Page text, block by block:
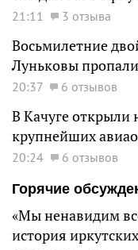
21:11 3 отзыва
Восьмилетние
Луньковы
20:37 6 отзывов
В Качуге открыли
крупнейших
20:24
6 отзывов
Горячие
«Мы ненавидим
история